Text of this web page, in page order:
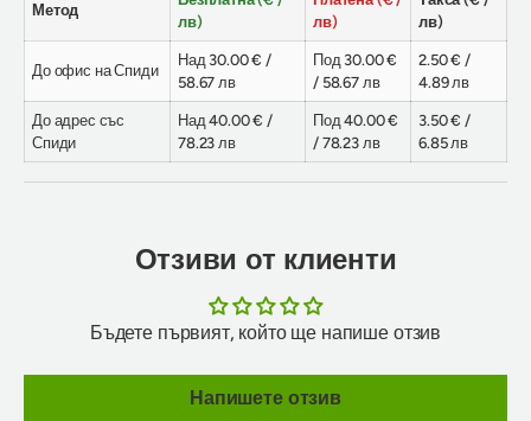
Метод
лв)
лв)
лв)
До офис на Спиди
Над 30.00 € /
58.67 лв
Под 30.00 €
/ 58.67 лв
2.50 € /
4.89 лв
До адрес със
Спиди
Над 40.00 € /
78.23 лв
Под 40.00 €
/ 78.23 лв
3.50 € /
6.85 лв
Отзиви от клиенти
Бъдете първият, който ще напише отзив
Напишете отзив